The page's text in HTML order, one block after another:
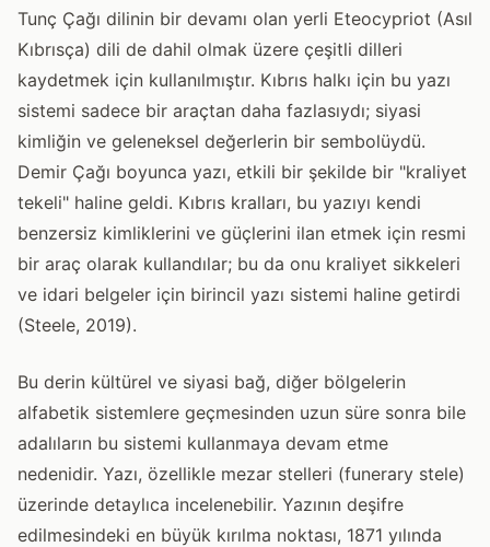
Tunç Çağı dilinin bir devamı olan yerli Eteocypriot (Asıl
Kıbrısça) dili de dahil olmak üzere çeşitli dilleri
kaydetmek için kullanılmıştır. Kıbrıs halkı için bu yazı
sistemi sadece bir araçtan daha fazlasıydı; siyasi
kimliğin ve geleneksel değerlerin bir sembolüydü.
Demir Çağı boyunca yazı, etkili bir şekilde bir "kraliyet
tekeli" haline geldi. Kıbrıs kralları, bu yazıyı kendi
benzersiz kimliklerini ve güçlerini ilan etmek için resmi
bir araç olarak kullandılar; bu da onu kraliyet sikkeleri
ve idari belgeler için birincil yazı sistemi haline getirdi
(Steele, 2019).
Bu derin kültürel ve siyasi bağ, diğer bölgelerin
alfabetik sistemlere geçmesinden uzun süre sonra bile
adalıların bu sistemi kullanmaya devam etme
nedenidir. Yazı, özellikle mezar stelleri (funerary stele)
üzerinde detaylıca incelenebilir. Yazının deşifre
edilmesindeki en büyük kırılma noktası, 1871 yılında